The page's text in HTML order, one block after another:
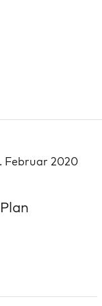
Februar 2020